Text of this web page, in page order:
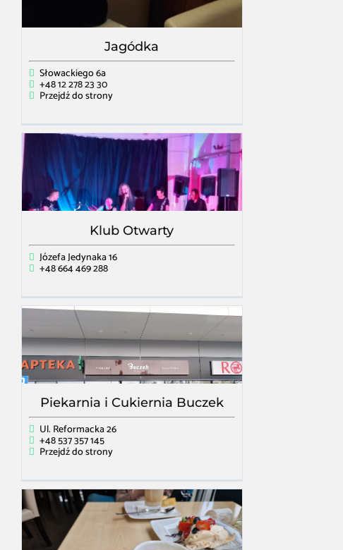
Jagódka
Słowackiego 6a
+48 12 278 23 30
Przejdź do strony
Klub Otwarty
Józefa Jedynaka 16
+48 664 469 288
Piekarnia i Cukiernia Buczek
Ul. Reformacka 26
+48 537 357 145
Przejdź do strony